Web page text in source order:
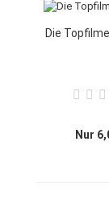
Die
Nur